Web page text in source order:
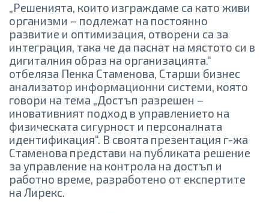
„Решенията, които изграждаме са като живи
организми – подлежат на постоянно
развитие и оптимизация, отворени са за
интеграция, така че да паснат на мястото си в
дигиталния образ на организацията.“
отбеляза Пенка Стаменова, Старши бизнес
анализатор информационни системи, която
говори на тема „Достъп разрешен –
иновативният подход в управлението на
физическата сигурност и персоналната
идентификация“. В своята презентация г-жа
Стаменова представи на публиката решение
за управление на контрола на достъп и
работно време, разработено от експертите
на Лирекс.